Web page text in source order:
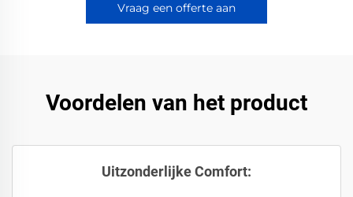
Vraag een offerte aan
Voordelen van het product
Uitzonderlijke Comfort: